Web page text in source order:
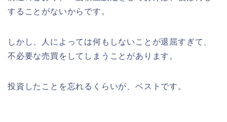
することがないからです。
しかし、人によっては何もしないことが退屈すぎて、
不必要な売買をしてしまうことがあります。
投資したことを忘れるくらいが、ベストです。